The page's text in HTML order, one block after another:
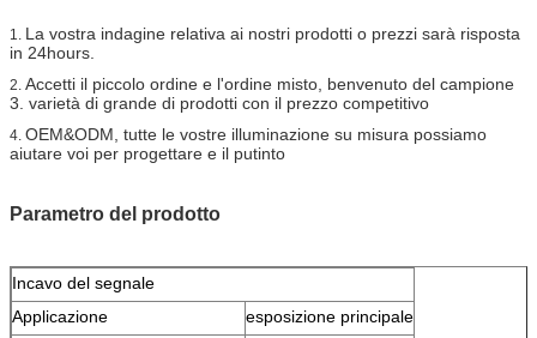
1. La vostra indagine relativa ai nostri prodotti o prezzi sarà risposta
in 24hours.
2. Accetti il piccolo ordine e l'ordine misto, benvenuto del campione
3. varietà di grande di prodotti con il prezzo competitivo
4. OEM&ODM, tutte le vostre illuminazione su misura possiamo
aiutare voi per progettare e il putinto
Parametro del prodotto
Incavo del segnale
Applicazione
esposizione principale